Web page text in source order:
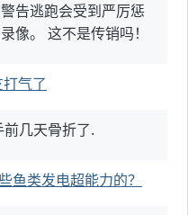
告逃跑会受到严厉惩
像。 这不是传销吗！
气了
几天骨折了.
鱼类发电超能力的？